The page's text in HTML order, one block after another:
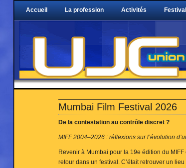
Accueil La profession Activités
Mumbai Film Festival 2026
De la contestation au contrôle discret ?
MIFF 2004–2026 : réflexions sur l’évolution
Revenir à Mumbai pour la 19e édition du
retour dans un festival. C’était retrouver un